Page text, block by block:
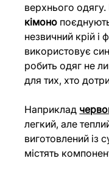
верхнього одягу.
кімоно
незвичний крій і
використовує
робить одяг не
для тих, хто
Наприклад
легкий, але
виготовлений із
містять